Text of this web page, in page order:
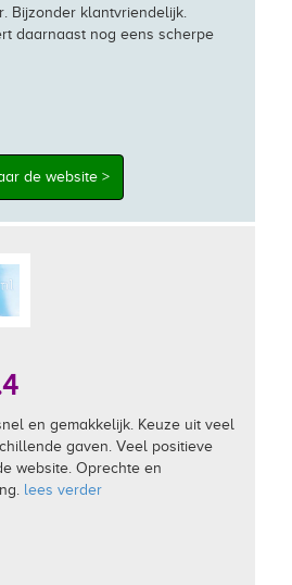
Bijzonder klantvriendelijk.
daarnaast nog eens scherpe
de website >
en gemakkelijk. Keuze uit veel
gaven. Veel positieve
website. Oprechte en
lees verder